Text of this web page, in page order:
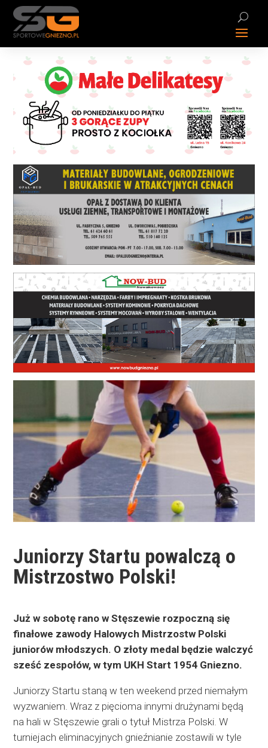
Juniorzy Startu powalczą o
Mistrzostwo Polski!
Już w sobotę rano w Stęszewie rozpoczną się
finałowe zawody Halowych Mistrzostw Polski
juniorów młodszych. O złoty medal będzie walczyć
sześć zespołów, w tym UKH Start 1954 Gniezno.
Juniorzy Startu staną w ten weekend przed niemałym
wyzwaniem. Wraz z pięcioma innymi drużynami będą
na hali w Stęszewie grali o tytuł Mistrza Polski. W
turniejach eliminacyjnych gnieźnianie zostawili w tyle